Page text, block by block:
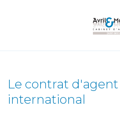
Le contrat
international